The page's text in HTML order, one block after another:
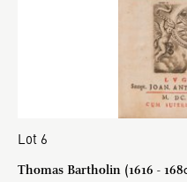
Lot 6
Thomas Bartholin (1616 -